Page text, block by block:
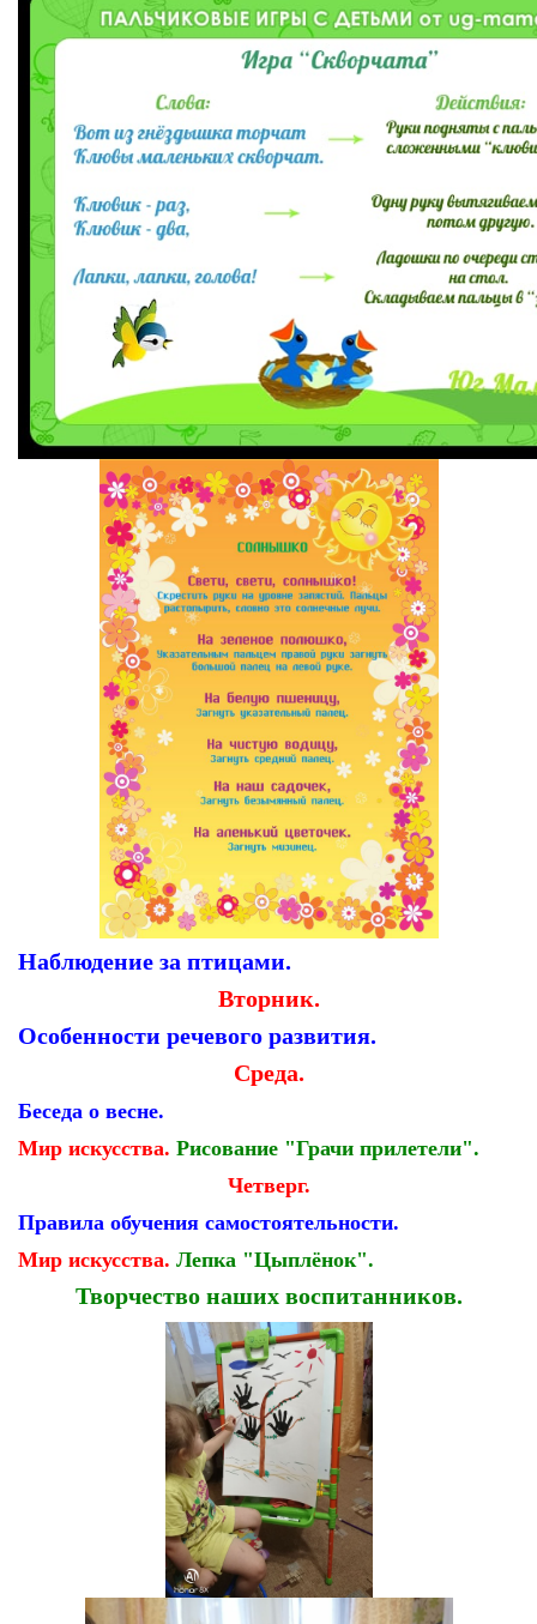
Наблюдение за птицами.
Вторник.
Особенности речевого развития.
Среда.
Беседа о весне.
Мир искусства. Рисование "Грачи прилетели".
Четверг.
Правила обучения самостоятельности.
Мир искусства. Лепка "Цыплёнок".
Творчество наших воспитанников.